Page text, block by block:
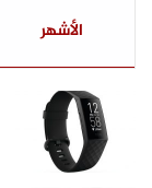
الأشهر